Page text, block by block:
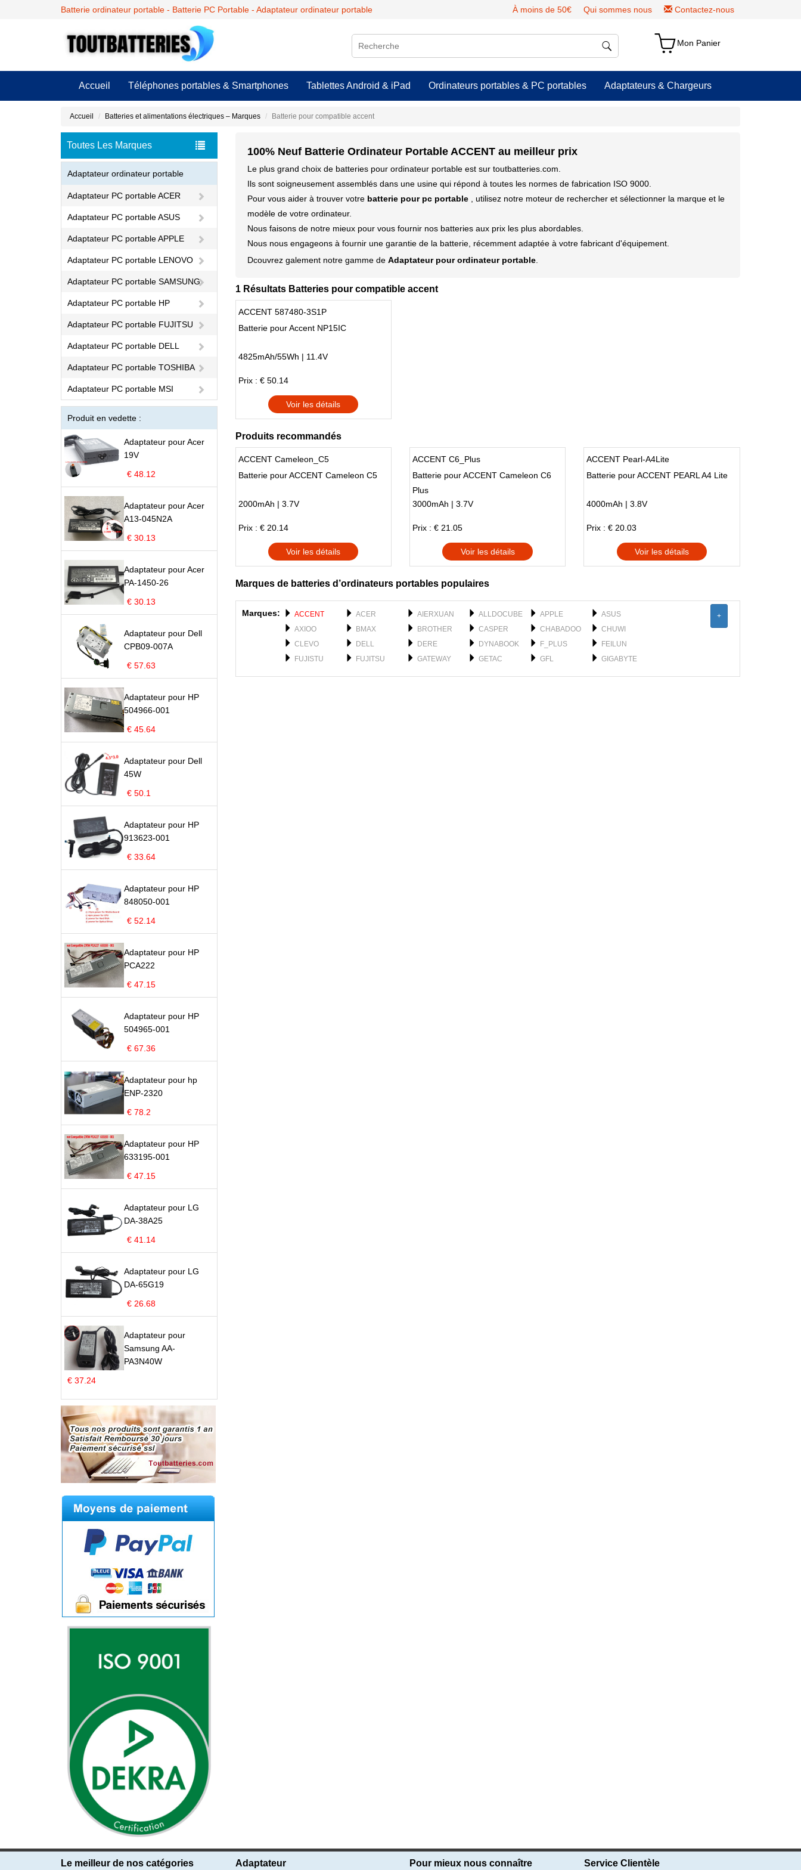
Batterie ordinateur portable - Batterie PC Portable - Adaptateur ordinateur portable À moins de 50€ Qui sommes nous Contactez-nous
Mon Panier
Accueil Téléphones portables & Smartphones Tablettes Android & iPad Ordinateurs portables & PC portables Adaptateurs & Chargeurs
Accueil Batteries et alimentations électriques – Marques Batterie pour compatible accent
Toutes Les Marques
Adaptateur ordinateur portable
Adaptateur PC portable ACER
Adaptateur PC portable ASUS
Adaptateur PC portable APPLE
Adaptateur PC portable LENOVO
Adaptateur PC portable SAMSUNG
Adaptateur PC portable HP
Adaptateur PC portable FUJITSU
Adaptateur PC portable DELL
Adaptateur PC portable TOSHIBA
Adaptateur PC portable MSI
Produit en vedette :
Adaptateur pour Acer
19V
€ 48.12
Adaptateur pour Acer
A13-045N2A
€ 30.13
Adaptateur pour Acer
PA-1450-26
€ 30.13
Adaptateur pour Dell
CPB09-007A
€ 57.63
Adaptateur pour HP
504966-001
€ 45.64
Adaptateur pour Dell
45W
€ 50.1
Adaptateur pour HP
913623-001
€ 33.64
Adaptateur pour HP
848050-001
€ 52.14
Adaptateur pour HP
PCA222
€ 47.15
Adaptateur pour HP
504965-001
€ 67.36
Adaptateur pour hp
ENP-2320
€ 78.2
Adaptateur pour HP
633195-001
€ 47.15
Adaptateur pour LG
DA-38A25
€ 41.14
Adaptateur pour LG
DA-65G19
€ 26.68
Adaptateur pour
Samsung AA-
PA3N40W
€ 37.24
100% Neuf Batterie Ordinateur Portable ACCENT au meilleur prix
Le plus grand choix de batteries pour ordinateur portable est sur toutbatteries.com.
Ils sont soigneusement assemblés dans une usine qui répond à toutes les normes de fabrication ISO 9000.
Pour vous aider à trouver votre batterie pour pc portable, utilisez notre moteur de rechercher et sélectionner la marque et le
modèle de votre ordinateur.
Nous faisons de notre mieux pour vous fournir nos batteries aux prix les plus abordables.
Nous nous engageons à fournir une garantie de la batterie, récemment adaptée à votre fabricant d'équipement.
Dcouvrez galement notre gamme de Adaptateur pour ordinateur portable.
1 Résultats Batteries pour compatible accent
ACCENT 587480-3S1P
Batterie pour Accent NP15IC
4825mAh/55Wh | 11.4V
Prix : € 50.14
Voir les détails
Produits recommandés
ACCENT Cameleon_C5
Batterie pour ACCENT Cameleon C5
2000mAh | 3.7V
Prix : € 20.14
Voir les détails
ACCENT C6_Plus
Batterie pour ACCENT Cameleon C6
Plus
3000mAh | 3.7V
Prix : € 21.05
Voir les détails
ACCENT Pearl-A4Lite
Batterie pour ACCENT PEARL A4 Lite
4000mAh | 3.8V
Prix : € 20.03
Voir les détails
Marques de batteries d’ordinateurs portables populaires
Marques: ACCENT ACER AIERXUAN ALLDOCUBE APPLE
ASUS
AXIOO
BMAX BROTHER CASPER CHABADOO
CHUWI
CLEVO
DELL DERE DYNABOOK F_PLUS
FEILUN
FUJISTU
FUJITSU GATEWAY GETAC GFL
GIGABYTE
+
Le meilleur de nos catégories Adaptateur Pour mieux nous connaître Service Clientèle